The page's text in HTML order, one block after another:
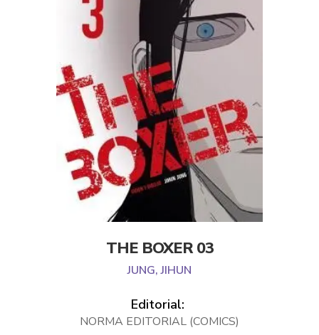
THE BOXER 03
JUNG, JIHUN
Editorial:
NORMA EDITORIAL (COMICS)